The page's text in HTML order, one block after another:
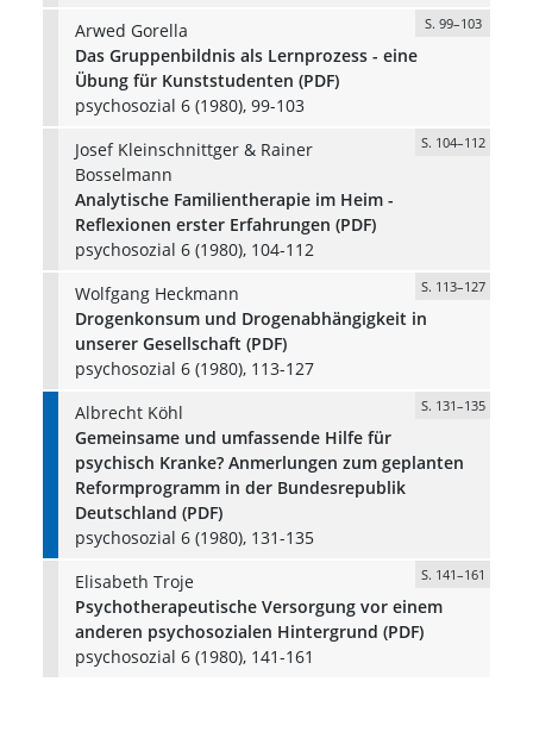
Arwed Gorella
S. 99–103
Das Gruppenbildnis als Lernprozess - eine
Übung für Kunststudenten (PDF)
psychosozial 6 (1980), 99-103
Josef Kleinschnittger & Rainer
Bosselmann
S. 104–112
Analytische Familientherapie im Heim -
Reflexionen erster Erfahrungen (PDF)
psychosozial 6 (1980), 104-112
Wolfgang Heckmann
S. 113–127
Drogenkonsum und Drogenabhängigkeit in
unserer Gesellschaft (PDF)
psychosozial 6 (1980), 113-127
Albrecht Köhl
S. 131–135
Gemeinsame und umfassende Hilfe für
psychisch Kranke? Anmerlungen zum geplanten
Reformprogramm in der Bundesrepublik
Deutschland (PDF)
psychosozial 6 (1980), 131-135
Elisabeth Troje
S. 141–161
Psychotherapeutische Versorgung vor einem
anderen psychosozialen Hintergrund (PDF)
psychosozial 6 (1980), 141-161